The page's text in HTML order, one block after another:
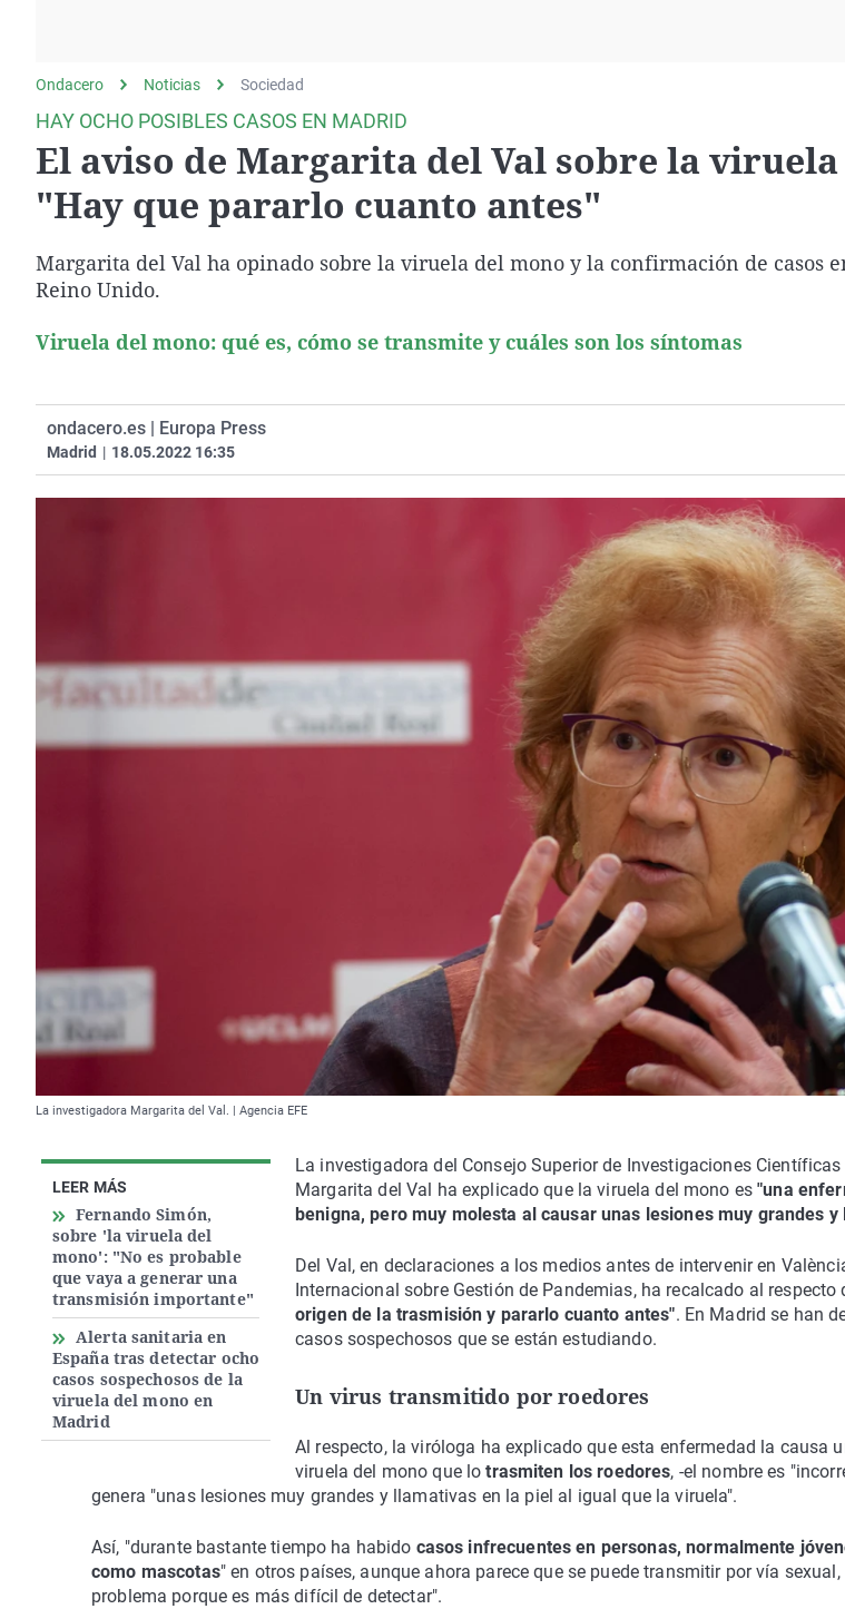
Como el perro y elEquipo de investigación
Operación ViudaNavarra
País Vasco
Ondacero Noticias Sociedad
HAY OCHO POSIBLES CASOS EN MADRID
El aviso de Margarita del Val sobre la
"Hay que pararlo cuanto antes"
Margarita del Val ha opinado sobre la viruela del mono y la confirmación de casos
Reino Unido.
Viruela del mono: qué es, cómo se transmite y cuáles son los síntomas
ondacero.es | Europa Press
Madrid | 18.05.2022 16:35
La investigadora Margarita del Val. | Agencia EFE
LEER MÁS
Fernando Simón,
sobre 'la viruela del
mono': "No es probable
que vaya a generar una
transmisión importante"
Alerta sanitaria en
España tras detectar ocho
casos sospechosos de la
viruela del mono en
Madrid
La investigadora del Consejo Superior de Investigaciones Científicas
Margarita del Val ha explicado que la viruela del mono es"una
benigna, pero muy molesta al causar unas lesiones muy grandes
Del Val, en declaraciones a los medios antes de intervenir en
Internacional sobre Gestión de Pandemias, ha recalcado al respecto
origen de la trasmisión y pararlo cuanto antes". En Madrid se han
casos sospechosos que se están estudiando.
Un virus transmitido por roedores
Al respecto, la viróloga ha explicado que esta enfermedad la causa
viruela del mono que lotrasmiten los roedores, -el nombre es
genera "unas lesiones muy grandes y llamativas en la piel al igual que la viruela".
Así, "durante bastante tiempo ha habido casos infrecuentes en personas, normalmente
como mascotas" en otros países, aunque ahora parece que se puede transmitir por vía
problema porque es más difícil de detectar".